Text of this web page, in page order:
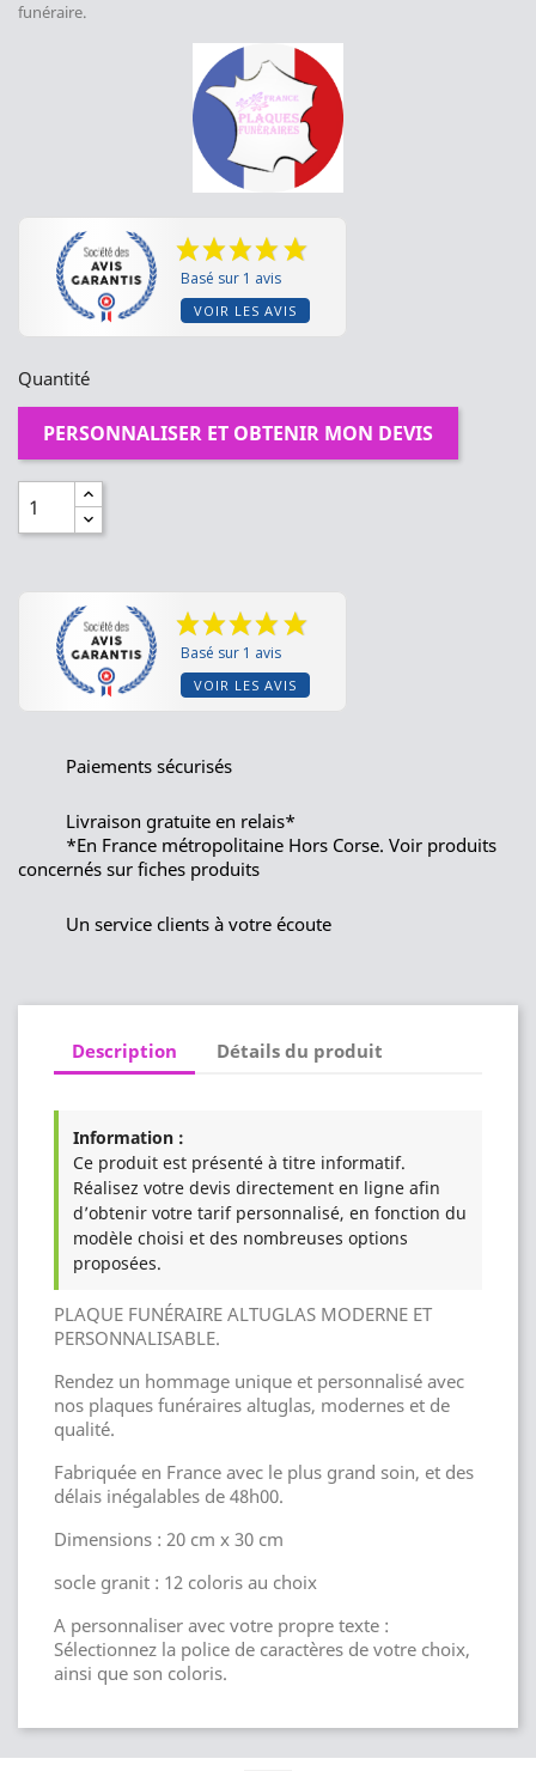
funéraire.
Basé sur 1 avis
VOIR LES AVIS
Quantité
PERSONNALISER ET OBTENIR MON DEVIS
Basé sur 1 avis
VOIR LES AVIS
Paiements sécurisés
Livraison gratuite en relais*
*En France métropolitaine Hors Corse. Voir produits
concernés sur fiches produits
Un service clients à votre écoute
Description Détails du produit
Information :
Ce produit est présenté à titre informatif.
Réalisez votre devis directement en ligne afin
d’obtenir votre tarif personnalisé, en fonction du
modèle choisi et des nombreuses options
proposées.
PLAQUE FUNÉRAIRE ALTUGLAS MODERNE ET
PERSONNALISABLE.
Rendez un hommage unique et personnalisé avec
nos plaques funéraires altuglas, modernes et de
qualité.
Fabriquée en France avec le plus grand soin, et des
délais inégalables de 48h00.
Dimensions : 20 cm x 30 cm
socle granit : 12 coloris au choix
A personnaliser avec votre propre texte :
Sélectionnez la police de caractères de votre choix,
ainsi que son coloris.